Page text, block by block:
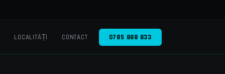
LOCALITĂȚI CONTACT 0785 888 833